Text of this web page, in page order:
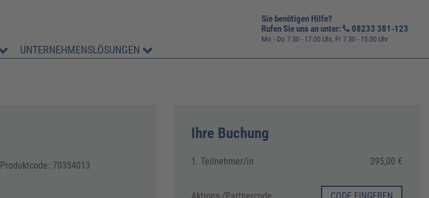
UNTERNEHMENSLÖSUNGEN
Sie benötigen Hilfe?
Rufen Sie uns an unter:
08233 381-123
Mo - Do 7.30 - 17.00 Uhr, Fr 7.30 - 15.00 Uhr
Produktcode: 70354013
Ihre Buchung
1. Teilnehmer/in 395,00 €